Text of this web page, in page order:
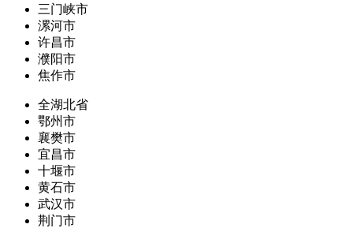
三门峡市
漯河市
许昌市
濮阳市
焦作市
全湖北省
鄂州市
襄樊市
宜昌市
十堰市
黄石市
武汉市
荆门市